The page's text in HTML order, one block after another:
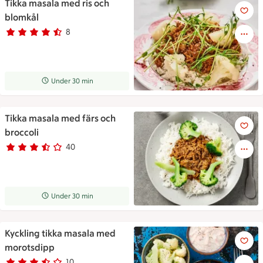
Tikka masala med ris och
blomkål
Betyg 4.1 av 5. 8
8 personer har röstat
Receptet tar Under 30 min att tillaga
Under 30 min
Tikka masala med ris och
Tikka masala med färs och
broccoli
Betyg 3.3 av 5. 40
40 personer har röstat
Receptet tar Under 30 min att tillaga
Under 30 min
Tikka masala med färs och
Kyckling tikka masala med
morotsdipp
Kyckling tikka masala med